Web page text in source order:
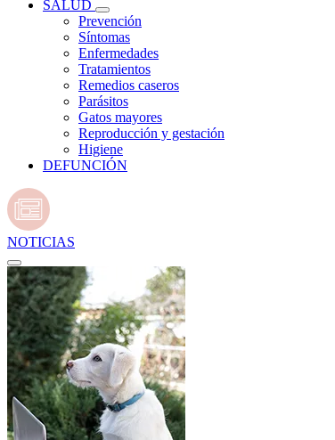
SALUD
Prevención
Síntomas
Enfermedades
Tratamientos
Remedios caseros
Parásitos
Gatos mayores
Reproducción y gestación
Higiene
DEFUNCIÓN
NOTICIAS